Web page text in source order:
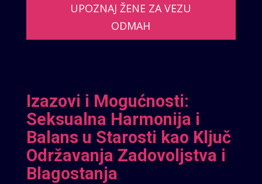
UPOZNAJ ŽENE ZA VEZU
ODMAH
Izazovi i Mogućnosti:
Seksualna Harmonija i
Balans u Starosti kao Ključ
Održavanja Zadovoljstva i
Blagostanja